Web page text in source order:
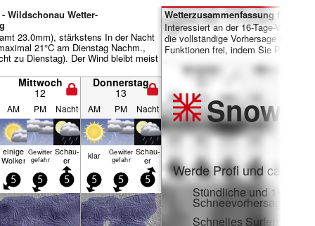
Wildschonau Wetter-
23.0mm), stärkstens In der Nacht
21°C am Dienstag Nachm.,
zu Dienstag). Der Wind bleibt meist
Mittwoch
12
Donnerstag
13
AM PM Nacht AM PM Nacht
einige
Wolken
Gewitter
gefahr
Schau­
er klar
Gewitter
gefahr
Schau­
er
5 5 5 5 5 5
Wetterzusammenfassung für Tage
Interessiert an der 16-Tage-
die vollständige Vorhersage und
Funktionen frei, indem Sie Pro-
Snow
Werde Profi und carve
Stündliche und 16-Tage-
Schneevorhersagen
Schnelles Surfen ohne